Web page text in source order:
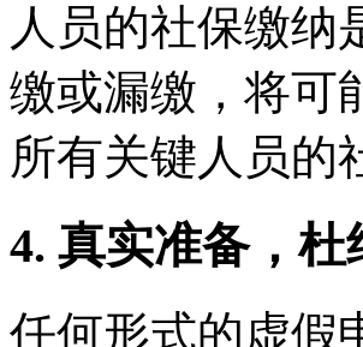
人员的社保缴纳
缴或漏缴，将可
所有关键人员的
4. 真实准备，
任何形式的虚假